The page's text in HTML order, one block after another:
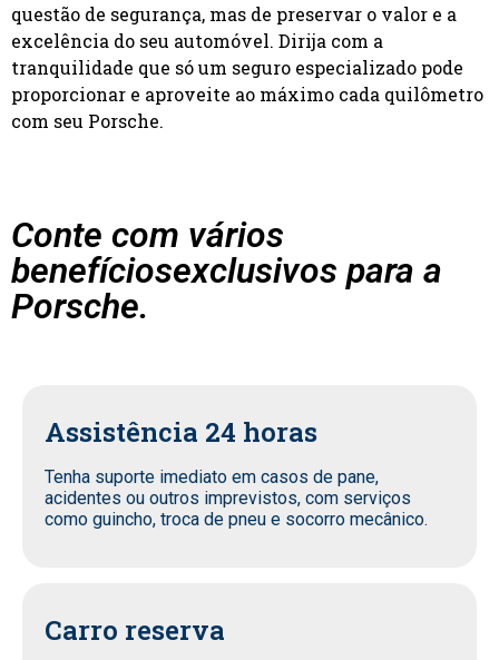
questão de segurança, mas de preservar o valor e a
excelência do seu automóvel. Dirija com a
tranquilidade que só um seguro especializado pode
proporcionar e aproveite ao máximo cada quilômetro
com seu Porsche.
Conte com vários
benefíciosexclusivos para a
Porsche.
Assistência 24 horas
Tenha suporte imediato em casos de pane,
acidentes ou outros imprevistos, com serviços
como guincho, troca de pneu e socorro mecânico.
Carro reserva